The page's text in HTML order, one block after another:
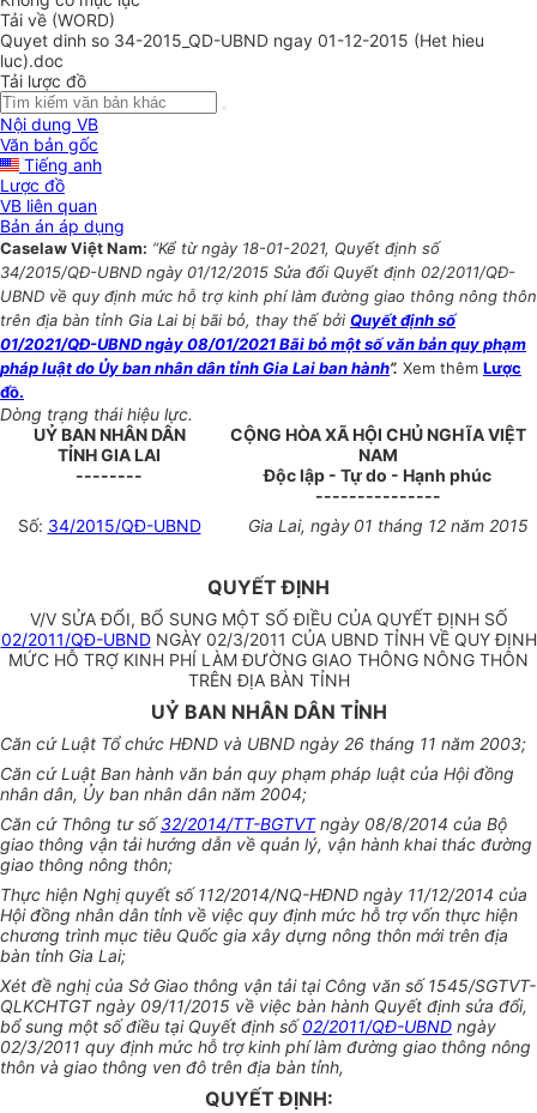
Tải về (WORD)
Quyet dinh so 34-2015_QD-UBND ngay 01-12-2015 (Het hieu
luc).doc
Tải lược đồ
Nội dung VB
Văn bản gốc
Tiếng anh
Lược đồ
VB liên quan
Bản án áp dụng
Caselaw Việt Nam: “Kể từ ngày 18-01-2021, Quyết định số
34/2015/QĐ-UBND ngày 01/12/2015 Sửa đổi Quyết định 02/2011/QĐ-
UBND về quy định mức hỗ trợ kinh phí làm đường giao thông nông thôn
trên địa bàn tỉnh Gia Lai bị bãi bỏ, thay thế bởi Quyết định số
01/2021/QĐ-UBND ngày 08/01/2021 Bãi bỏ một số văn bản quy phạm
pháp luật do Ủy ban nhân dân tỉnh Gia Lai ban hành”. Xem thêm Lược
đồ.
Dòng trạng thái hiệu lực.
UỶ BAN NHÂN DÂN
TỈNH GIA LAI
--------
CỘNG HÒA XÃ HỘI CHỦ NGHĨA VIỆT
NAM
Độc lập - Tự do - Hạnh phúc
---------------
Số: 34/2015/QĐ-UBND Gia Lai, ngày 01 tháng 12 năm 2015
QUYẾT ĐỊNH
V/V SỬA ĐỔI, BỔ SUNG MỘT SỐ ĐIỀU CỦA QUYẾT ĐỊNH SỐ
02/2011/QĐ-UBNDNGÀY 02/3/2011 CỦA UBND TỈNH VỀ QUY ĐỊNH
MỨC HỖ TRỢ KINH PHÍ LÀM ĐƯỜNG GIAO THÔNG NÔNG THÔN
TRÊN ĐỊA BÀN TỈNH
UỶ BAN NHÂN DÂN TỈNH
Căn cứ Luật Tổ chức HĐND và UBND ngày 26 tháng 11 năm 2003;
Căn cứ Luật Ban hành văn bản quy phạm pháp luật của Hội đồng
nhân dân, Ủy ban nhân dân năm 2004;
Căn cứ Thông tư số32/2014/TT-BGTVTngày 08/8/2014 của Bộ
giao thông vận tải hướng dẫn về quản lý, vận hành khai thác đường
giao thông nông thôn;
Thực hiện Nghị quyết số 112/2014/NQ-HĐND ngày 11/12/2014 của
Hội đồng nhân dân tỉnh về việc quy định mức hỗ trợ vốn thực hiện
chương trình mục tiêu Quốc gia xây dựng nông thôn mới trên địa
bàn tỉnh Gia Lai;
Xét đề nghị của Sở Giao thông vận tải tại Công văn số 1545/SGTVT-
QLKCHTGT ngày 09/11/2015 về việc bàn hành Quyết định sửa đổi,
bổ sung một số điều tại Quyết định số02/2011/QĐ-UBND ngày
02/3/2011 quy định mức hỗ trợ kinh phí làm đường giao thông nông
thôn và giao thông ven đô trên địa bàn tỉnh,
QUYẾT ĐỊNH: